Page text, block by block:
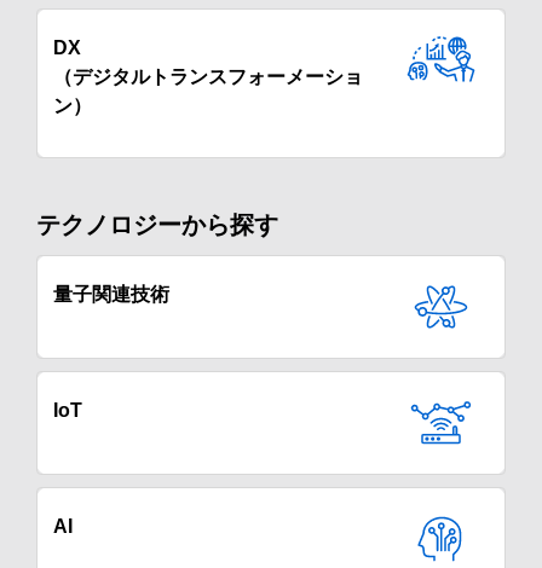
DX
（デジタルトランスフォーメーショ
ン）
テクノロジーから探す
量子関連技術
IoT
AI